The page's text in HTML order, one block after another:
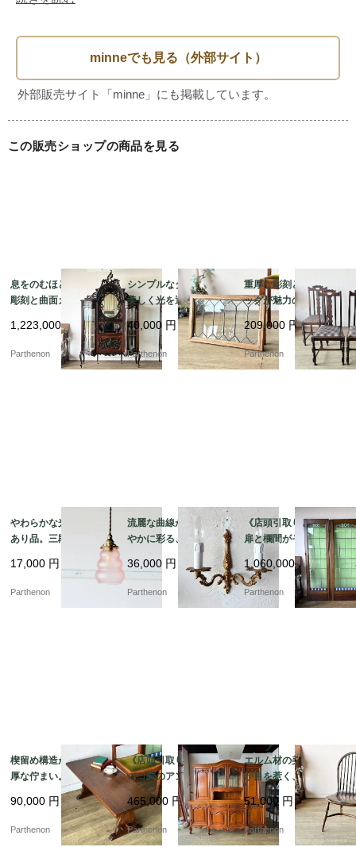
安心してお使い頂けるようにしっかりと締め直しメンテナン
スをし、クリーニング・ワックス磨きなどを丁寧に行ってお
ります。お届け前にガタツキ等のチェックをしてからお届け
致します。
この販売ショップの商品を見る
息をのむほどの繊細な
彫刻と曲面ガラスが美
しいマホガニー製シフ
ォニア。華やかな存在
感を放つミラー付きキ
ャビネット【k182】
1,223,000円
Parthenon
シンプルなダイヤ柄が
美しく光を通すステン
ドグラス。施工や飾り
に便利な木製フレーム
付き。【51625-1】
40,000 円
Parthenon
重厚な彫刻とボビンレ
ッグが魅力のオーク製
ダイニングチェア4脚セ
ット。張り替え済みで
快適な座り心地。【c3
25】
209,000 円
Parthenon
やわらかな光を灯す訳
あり品。三段フォルム
が愛らしいピンクガラ
スのペンダントライト
17,000 円
Parthenon
流麗な曲線が壁面を華
やかに彩る、金色の装
飾が優雅に映える2灯式
ウォールランプ【222
36,000 円
Parthenon
《店頭引取り限定》3枚
扉と欄間がそろう希少
な建具。花文様のステ
ンドグラスを彩る大型
ドアセット【03433】
1,060,000円
Parthenon
楔留め構造が映える重
厚な佇まい。力強いオ
ークの木目を楽しむコ
ーヒーテーブル【t32
0】
90,000 円
Parthenon
《店頭引取り限定》ロ
ココ調のアンティーク
風大型キャビネット。
空間を圧倒的な気品で
彩るガラス扉付きのカ
ップボード。【k207】
465,000 円
Parthenon
エルム材の美しい木目
が目を惹く、温かみあ
る空間を演出するヴィ
ンテージ調の木製ウィ
ンザーチェア【c349】
51,000 円
Parthenon